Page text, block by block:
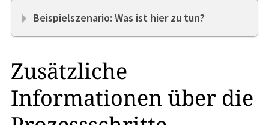
Beispielszenario: Was ist hier zu tun?
Zusätzliche
Informationen über die